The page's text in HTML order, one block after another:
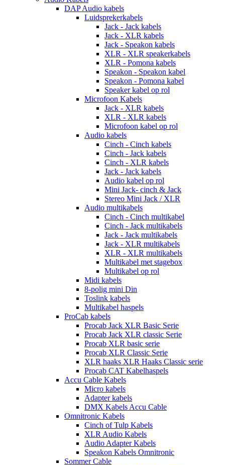
DAP Audio kabels
Luidsprekerkabels
Jack - Jack kabels
Jack - XLR kabels
Jack - Speakon kabels
XLR - XLR speakerkabels
XLR - Pomona kabels
Speakon - Speakon kabel
Speakon - Pomona kabel
Speaker kabel op rol
Microfoon Kabels
Jack - XLR kabels
XLR - XLR kabels
Microfoon kabel op rol
Audio kabels
Cinch - Cinch kabels
Cinch - Jack kabels
Cinch - XLR kabels
Jack - Jack kabels
Audio kabel op rol
Mini Jack- cinch & Jack
Stereo Mini Jack / XLR
Audio multikabels
Cinch - Cinch multikabel
Cinch - Jack multikabels
Jack - Jack multikabels
Jack - XLR multikabels
XLR - XLR multikabels
Multikabel met stagebox
Multikabel op rol
Midi kabels
8-polig mini Din
Toslink kabels
Multikabel haspels
ProCab kabels
Procab Jack XLR Basic Serie
Procab Jack XLR classic Serie
Procab XLR basic serie
Procab XLR Classic Serie
XLR haaks XLR Haaks Classic serie
Procab CAT Kabelhaspels
Accu Cable Kabels
Micro kabels
Adapter kabels
DMX Kabels Accu Cable
Omnitronic Kabels
Cinch of Tulp Kabels
XLR Audio Kabels
Audio Adapter Kabels
Speakon Kabels Omnitronic
Sommer Cable